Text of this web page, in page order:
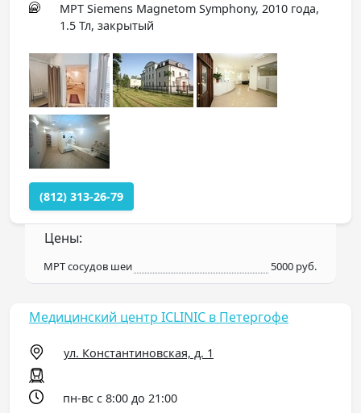
МРТ Siemens Magnetom Symphony, 2010 года,
1.5 Тл, закрытый
(812) 313-26-79
Цены:
МРТ сосудов шеи 5000 руб.
Медицинский центр ICLINIC в Петергофе
ул. Константиновская, д. 1
пн-вс с 8:00 до 21:00